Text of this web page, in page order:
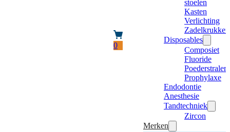
0
stoelen
Kasten
Verlichting
Zadelkrukken
Disposables
Composiet
Fluoride
Poederstraler
Prophylaxe
Endodontie
Anesthesie
Tandtechniek
Zircon
Merken